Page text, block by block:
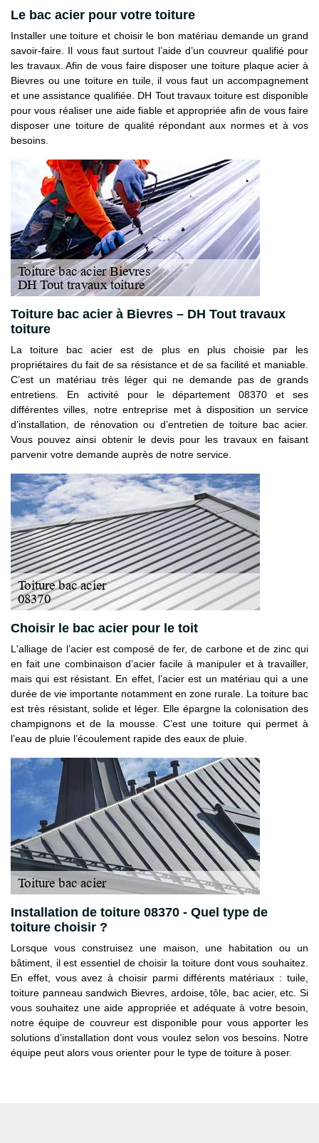
Le bac acier pour votre toiture
Installer une toiture et choisir le bon matériau demande un grand
savoir-faire. Il vous faut surtout l’aide d’un couvreur qualifié pour
les travaux. Afin de vous faire disposer une toiture plaque acier à
Bievres ou une toiture en tuile, il vous faut un accompagnement
et une assistance qualifiée. DH Tout travaux toiture est disponible
pour vous réaliser une aide fiable et appropriée afin de vous faire
disposer une toiture de qualité répondant aux normes et à vos
besoins.
Toiture bac acier à Bievres – DH Tout travaux
toiture
La toiture bac acier est de plus en plus choisie par les
propriétaires du fait de sa résistance et de sa facilité et maniable.
C’est un matériau très léger qui ne demande pas de grands
entretiens. En activité pour le département 08370 et ses
différentes villes, notre entreprise met à disposition un service
d’installation, de rénovation ou d’entretien de toiture bac acier.
Vous pouvez ainsi obtenir le devis pour les travaux en faisant
parvenir votre demande auprès de notre service.
Choisir le bac acier pour le toit
L'alliage de l’acier est composé de fer, de carbone et de zinc qui
en fait une combinaison d’acier facile à manipuler et à travailler,
mais qui est résistant. En effet, l’acier est un matériau qui a une
durée de vie importante notamment en zone rurale. La toiture bac
est très résistant, solide et léger. Elle épargne la colonisation des
champignons et de la mousse. C’est une toiture qui permet à
l’eau de pluie l’écoulement rapide des eaux de pluie.
Installation de toiture 08370 - Quel type de
toiture choisir ?
Lorsque vous construisez une maison, une habitation ou un
bâtiment, il est essentiel de choisir la toiture dont vous souhaitez.
En effet, vous avez à choisir parmi différents matériaux : tuile,
toiture panneau sandwich Bievres, ardoise, tôle, bac acier, etc. Si
vous souhaitez une aide appropriée et adéquate à votre besoin,
notre équipe de couvreur est disponible pour vous apporter les
solutions d’installation dont vous voulez selon vos besoins. Notre
équipe peut alors vous orienter pour le type de toiture à poser.